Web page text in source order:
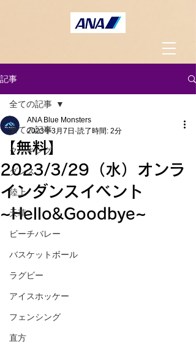
記事
全ての記事
クッキング
ダンス
陸上
天草
ビーチバレー
バスケットボール
ラグビー
アイスホッケー
フェンシング
直方
全ての記事
【無料】
2023/3/29（水）オンラ
インダンスイベント
~Hello&Goodbye~
ANA Blue Monsters
2023年3月7日 読了時間: 2分